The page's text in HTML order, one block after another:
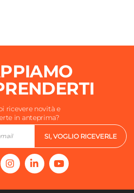
ricevere novità e
in anteprima?
SI, VOGLIO RICEVERLE